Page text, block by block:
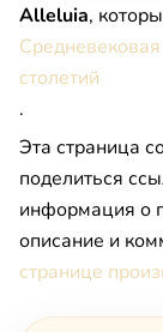
Alleluia,
столетий
.
Эта страница
поделиться
информация о
описание и
странице